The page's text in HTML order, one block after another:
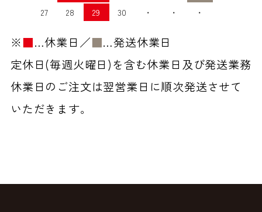
27
28 29 30 ・ ・ ・
※■…休業日／■…発送休業日
定休日(毎週火曜日)を含む休業日及び発送業務
休業日のご注文は翌営業日に順次発送させて
いただきます。